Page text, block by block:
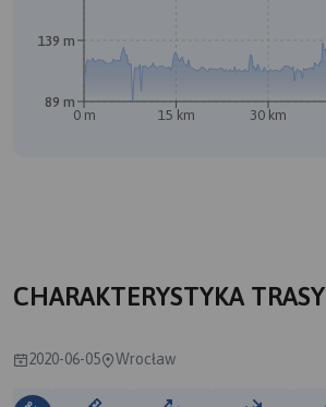
0 m 15 km 30 km
89 m
139 m
CHARAKTERYSTYKA TRASY
2020-06-05 Wrocław